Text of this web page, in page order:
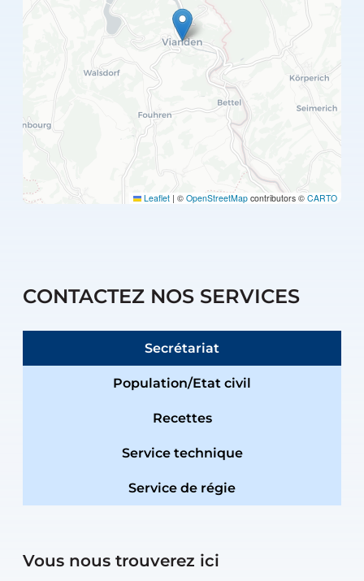
Leaflet | © OpenStreetMap contributors © CARTO
CONTACTEZ NOS SERVICES
Secrétariat
Population/Etat civil
Recettes
Service technique
Service de régie
Vous nous trouverez ici